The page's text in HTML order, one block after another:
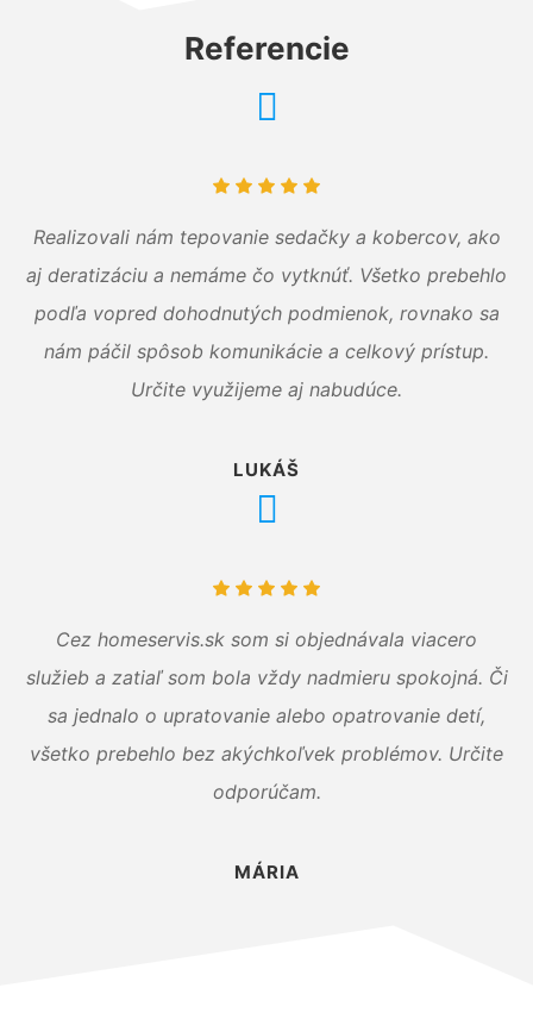
Referencie
Realizovali nám tepovanie sedačky a kobercov, ako
aj deratizáciu a nemáme čo vytknúť. Všetko prebehlo
podľa vopred dohodnutých podmienok, rovnako sa
nám páčil spôsob komunikácie a celkový prístup.
Určite využijeme aj nabudúce.
LUKÁŠ
Cez homeservis.sk som si objednávala viacero
služieb a zatiaľ som bola vždy nadmieru spokojná. Či
sa jednalo o upratovanie alebo opatrovanie detí,
všetko prebehlo bez akýchkoľvek problémov. Určite
odporúčam.
MÁRIA